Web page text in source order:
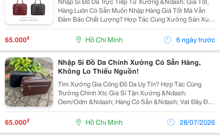
Hàng Luôn Có Sẵn Muốn Nhập Hàng Giá Tốt Mà Vẫn
Đảm Bảo Chất Lượng? Hợp Tác Cùng Xưởng Sản Xuất
Trực Tiếp Để Có Nguồn Hàng Ổn Định, Chính Sách Linh
Hoạt Và Hỗ Trợ Lâu Dài. Lợi Thế Khi Nhập Hàng...
65.000₫ Hồ Chí Minh 6 ngày trước
Nhập Sỉ Đồ Da Chính Xưởng Có Sẵn Hàng,
Không Lo Thiếu Nguồn!
Tìm Xưởng Gia Công Đồ Da Uy Tín? Hợp Tác Cùng
Trường Chinh Xtc Giá Sỉ Tận Xưởng &Ndash;
Oem/Odm &Ndash; Hàng Có Sẵn &Ndash; Vat Đầy Đủ
Đối Với Cửa Hàng, Đại Lý Và Doanh Nghiệp, Lựa Chọn
Đúng Xưởng Sản Xuất Sẽ Giúp Giảm Chi Phí, Đảm Bảo
Chất Lượng...
65.000₫ Hồ Chí Minh 28/07/2026